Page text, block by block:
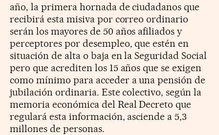
año, la primera hornada de ciudadanos que
recibirá esta misiva por correo ordinario
serán los mayores de 50 años afiliados y
perceptores por desempleo, que estén en
situación de alta o baja en la Seguridad Social
pero que acrediten los 15 años que se exigen
como mínimo para acceder a una pensión de
jubilación ordinaria. Este colectivo, según la
memoria económica del Real Decreto que
regulará esta información, asciende a 5,3
millones de personas.